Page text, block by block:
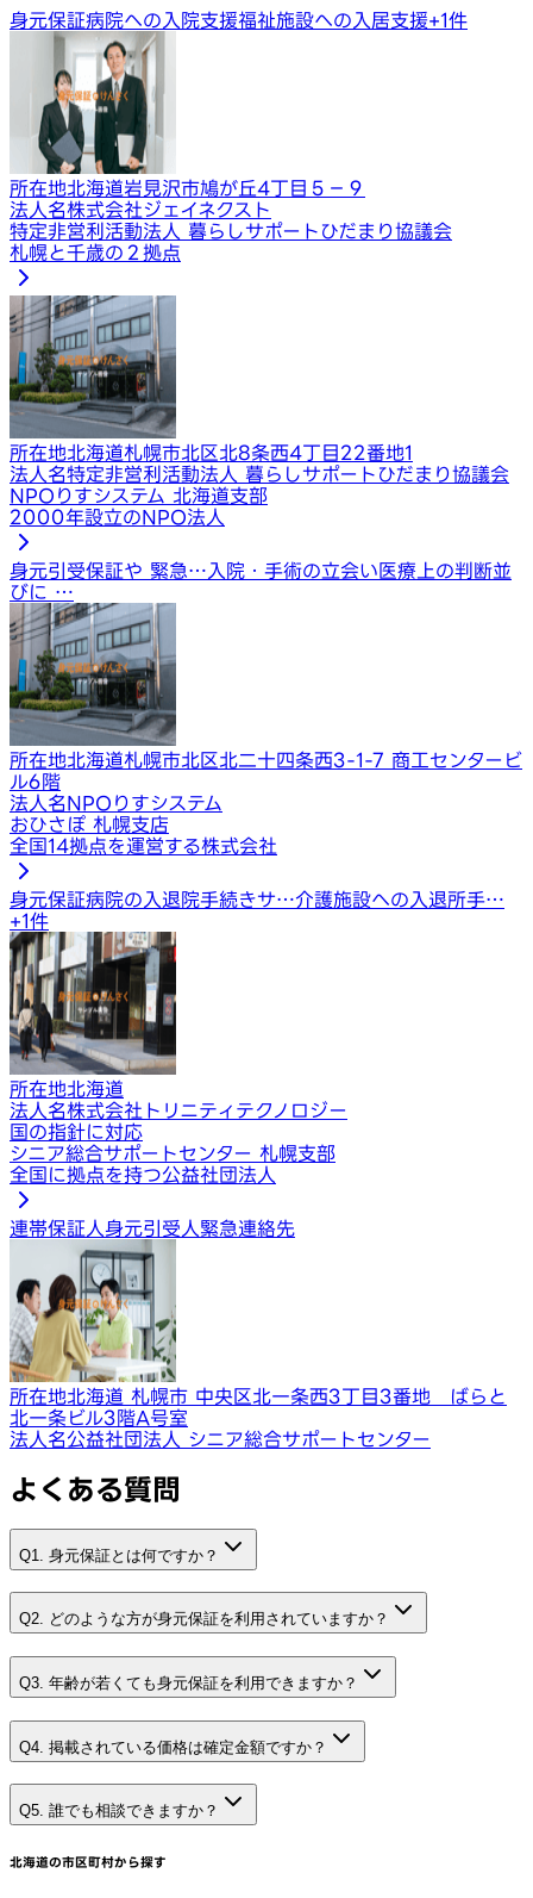
身元保証病院への入院支援福祉施設への入居支援+1件
所在地北海道岩見沢市鳩が丘4丁目５−９
法人名株式会社ジェイネクスト
特定非営利活動法人 暮らしサポートひだまり協議会
札幌と千歳の２拠点
所在地北海道札幌市北区北8条西4丁目22番地1
法人名特定非営利活動法人 暮らしサポートひだまり協議会
NPOりすシステム 北海道支部
2000年設立のNPO法人
身元引受保証や 緊急… 入院・手術の立会い医療上の判断並
びに …
所在地北海道札幌市北区北二十四条西3-1-7 商工センタービ
ル6階
法人名NPOりすシステム
おひさぽ 札幌支店
全国14拠点を運営する株式会社
身元保証病院の入退院手続きサ…介護施設への入退所手…
+1件
所在地北海道
法人名株式会社トリニティテクノロジー
国の指針に対応
シニア総合サポートセンター 札幌支部
全国に拠点を持つ公益社団法人
連帯保証人身元引受人緊急連絡先
所在地北海道 札幌市 中央区北一条西3丁目3番地 ばらと
北一条ビル3階A号室
法人名公益社団法人 シニア総合サポートセンター
よくある質問
Q1. 身元保証とは何ですか？
Q2. どのような方が身元保証を利用されていますか？
Q3. 年齢が若くても身元保証を利用できますか？
Q4. 掲載されている価格は確定金額ですか？
Q5. 誰でも相談できますか？
北海道の市区町村から探す